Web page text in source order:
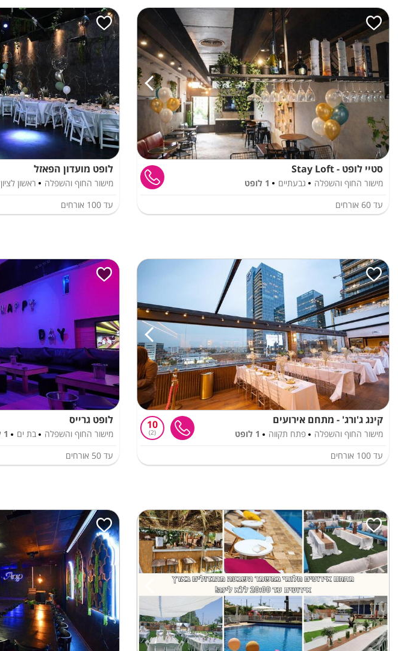
סטיי לופט - Stay Loft
מישור החוף והשפלה גבעתיים
1 לופט
עד 60 אורחים
לופט מועדון הפאזל
מישור החוף והשפלה ראשון לציון
עד 100 אורחים
קינג ג'ורג' - מתחם אירועים
מישור החוף והשפלה פתח תקווה 1 לופט
10
2
עד 100 אורחים
לופט גרייס
מישור החוף והשפלה בת ים
1 לופט
עד 50 אורחים